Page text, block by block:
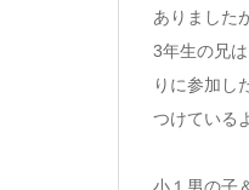
ありました
3年生の兄
りに参加し
つけている